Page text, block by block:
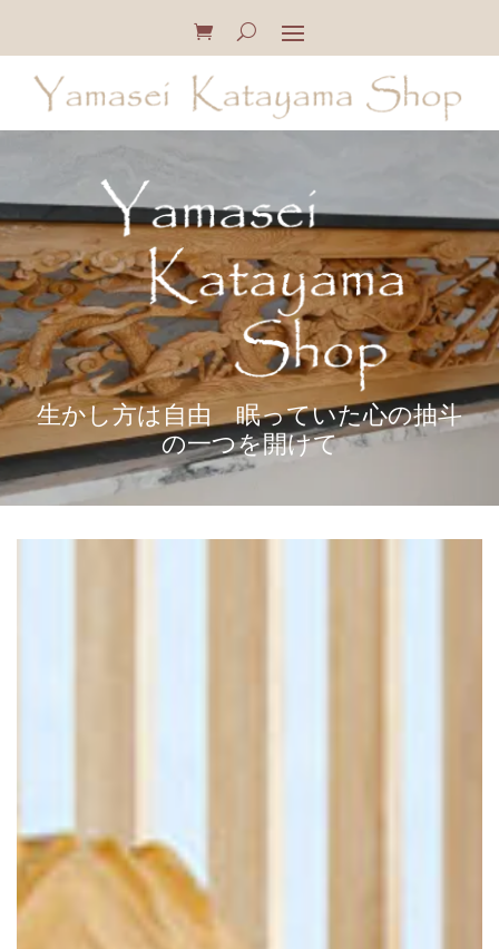
生かし方は自由 眠っていた心の抽斗
の一つを開けて